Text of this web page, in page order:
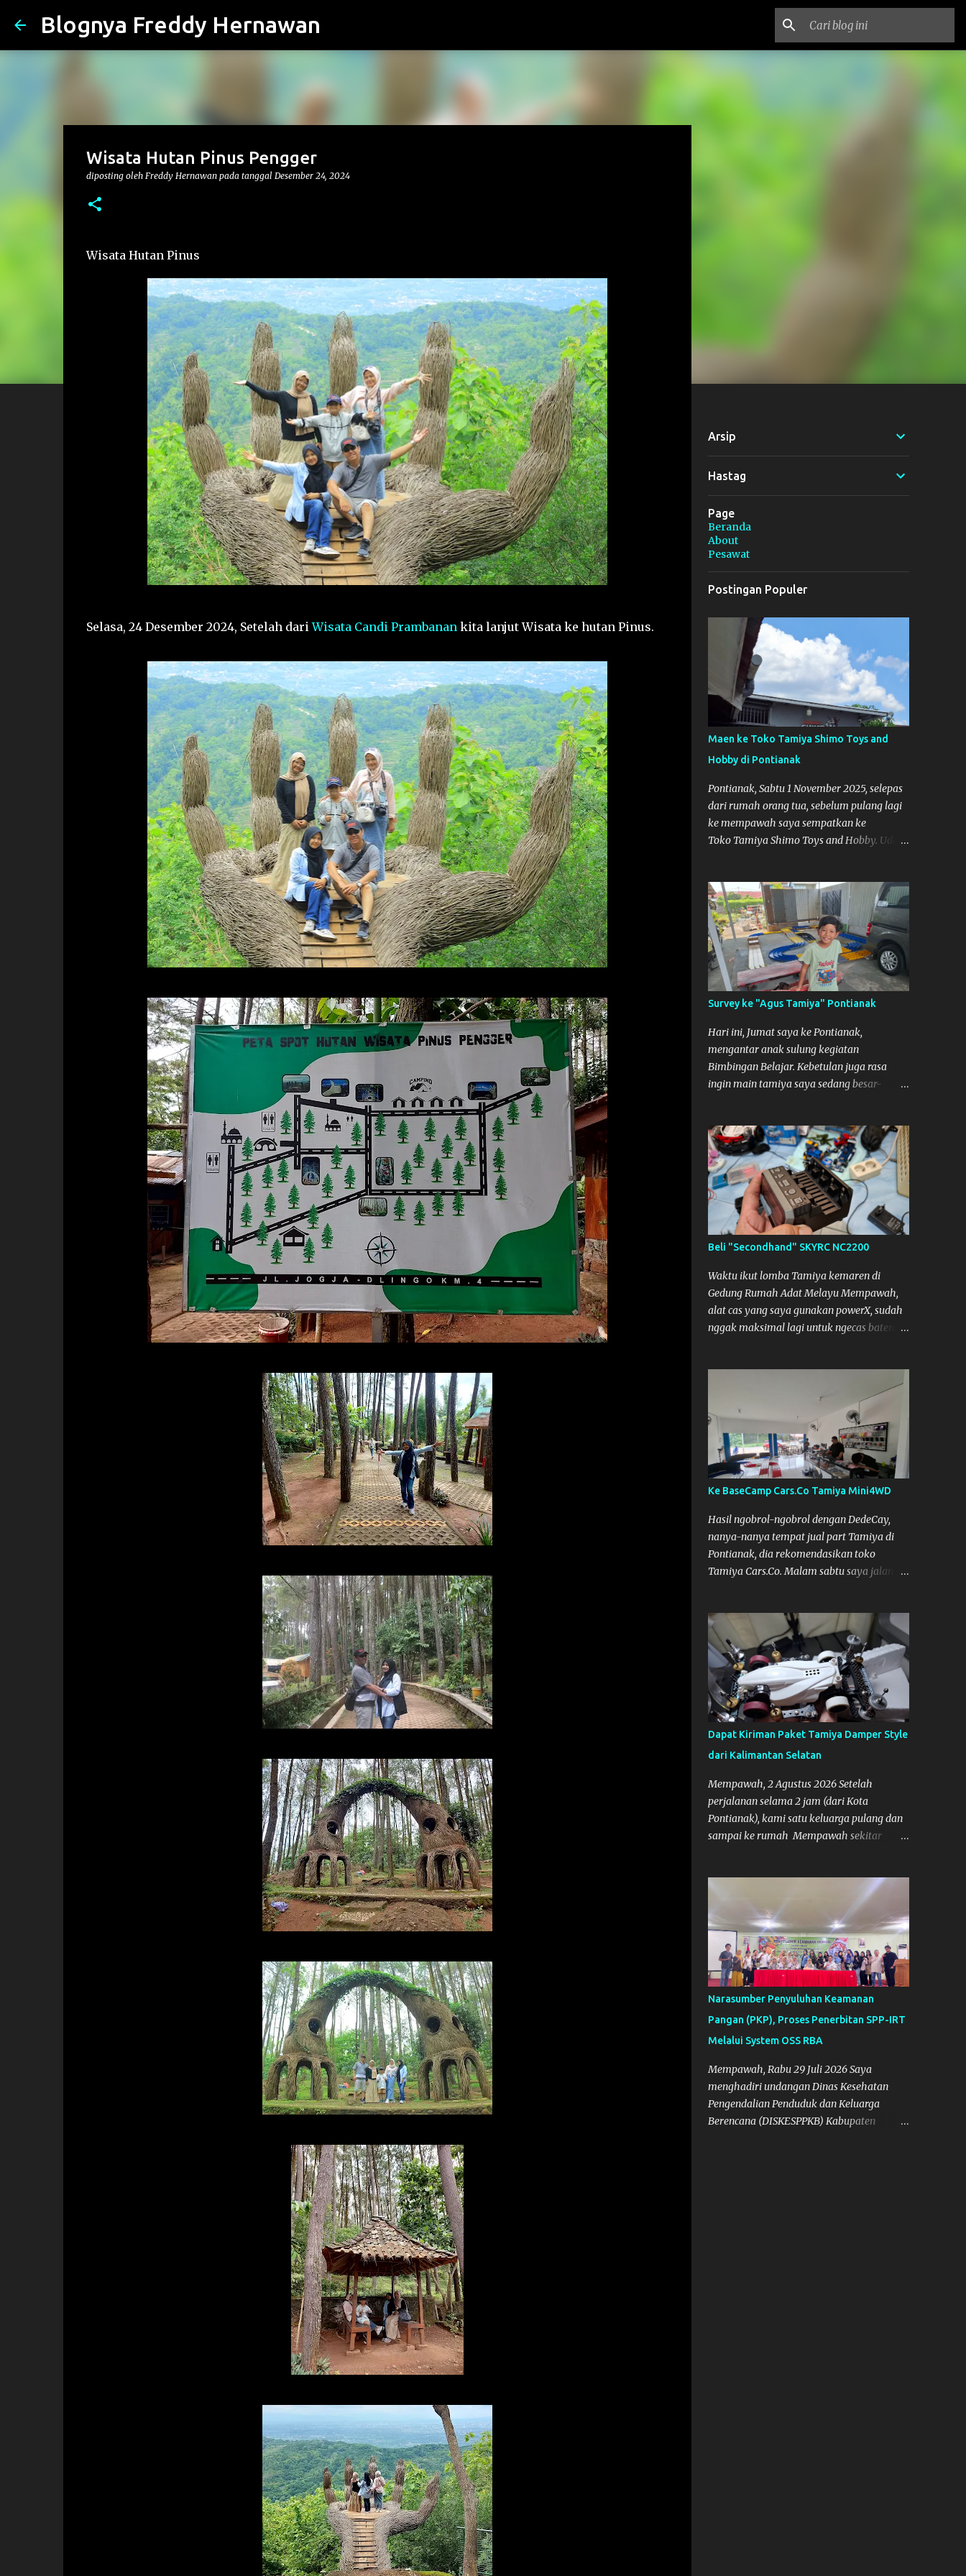
Blognya Freddy Hernawan
Wisata Hutan Pinus Pengger
diposting oleh Freddy Hernawan pada tanggal Desember 24, 2024
Wisata Hutan Pinus
Selasa, 24 Desember 2024, Setelah dariWisata Candi Prambanan kita lanjut Wisata ke hutan Pinus.
Arsip
Hastag
Page
Beranda
About
Pesawat
Postingan Populer
Maen ke Toko Tamiya Shimo Toys and
Hobby di Pontianak
Pontianak, Sabtu 1 November 2025, selepas
dari rumah orang tua, sebelum pulang lagi
ke mempawah saya sempatkan ke
Toko Tamiya Shimo Toys and Hobby. Udah
pengen tahu tempatnya. Datang dari
Mempawah kesini jam 12 lewat kalau ndak
salah., tokonya belum buka. kata ibu2
pemilik, bukanya di jam 1. Saya pulang dulu
ke rumah ortu di Sepakat, untuk istirahat.
So malamnya sebelum pulang ke
Mempawah saya sempatkan lagi kesini.
Saya belanja beberapa part disini. Untuk
Lokasi Tempat:
Survey ke "Agus Tamiya" Pontianak
Hari ini, Jumat saya ke Pontianak,
mengantar anak sulung kegiatan
Bimbingan Belajar. Kebetulan juga rasa
ingin main tamiya saya sedang besar-
Daripada bengong dan sambil nunggu anak
pulang, saya pikir enak kali ya main
Tamiya di Pontianak. Muzkha di Lokasi
Agus Tamiya
Beli "Secondhand" SKYRC NC2200
Waktu ikut lomba Tamiya kemaren di
Gedung Rumah Adat Melayu Mempawah,
alat cas yang saya gunakan powerX, sudah
nggak maksimal lagi untuk ngecas baterai.
pinjam SKYRC NC2200. Alat Cas yang kami
pinjam ini bagus, pengisian Baterainya bisa
lebih maksimal, mobil jadi lebih kencang.
SKYRC NC2200
Ke BaseCamp Cars.Co Tamiya Mini4WD
Hasil ngobrol-ngobrol dengan DedeCay,
nanya-nanya tempat jual part Tamiya di
Pontianak, dia rekomendasikan toko
Tamiya Cars.Co. Malam sabtu saya jalan
sore. Cars.Co Tamiya
Dapat Kiriman Paket Tamiya Damper Style
dari Kalimantan Selatan
Mempawah, 2 Agustus 2026 Setelah
perjalanan selama 2 jam (dari Kota
Pontianak), kami satu keluarga pulang dan
sampai ke rumah Mempawah sekitar
Kalimantan Selatan. Tamiya IDC
Narasumber Penyuluhan Keamanan
Pangan (PKP), Proses Penerbitan SPP-IRT
Melalui System OSS RBA
Mempawah, Rabu 29 Juli 2026 Saya
menghadiri undangan Dinas Kesehatan
Pengendalian Penduduk dan Keluarga
Berencana (DISKESPPKB) Kabupaten